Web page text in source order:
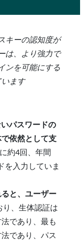
キーの認知度が
は、より強力で
ンを可能にする
ます
パスワードの
依然として支
約4回、年間
を入力していま
と、ユーザー
、生体認証は
であり、最も
であり、パス